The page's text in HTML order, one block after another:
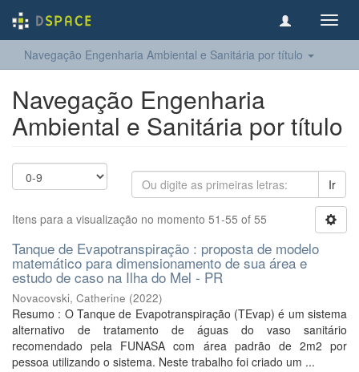
Navegação Engenharia Ambiental e Sanitária por título
Navegação Engenharia
Ambiental e Sanitária por título
Ir
Itens para a visualização no momento 51-55 of 55
Tanque de Evapotranspiração : proposta de modelo
matemático para dimensionamento de sua área e
estudo de caso na Ilha do Mel - PR
Novacovski, Catherine (2022)
Resumo : O Tanque de Evapotranspiração (TEvap) é um sistema
alternativo de tratamento de águas do vaso sanitário
recomendado pela FUNASA com área padrão de 2m2 por
pessoa utilizando o sistema. Neste trabalho foi criado um ...